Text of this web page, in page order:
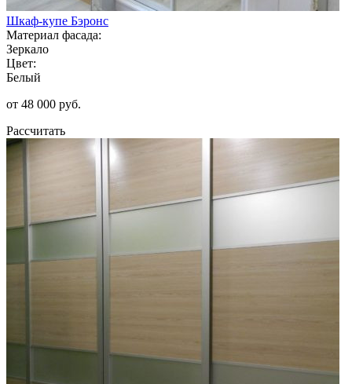
Шкаф-купе Бэронс
Материал фасада:
Зеркало
Цвет:
Белый
от 48 000 руб.
Рассчитать